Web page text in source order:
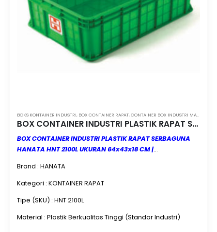
BOKS KONTAINER INDUSTRI, BOX CONTAINER RAPAT,CONTAINER BOX INDUSTRI MAMUJU
BOX CONTAINER INDUSTRI PLASTIK RAPAT SERBAGUNA HANATA HNT 2100L UKURAN 64x43x18 CM
BOX CONTAINER INDUSTRI PLASTIK RAPAT SERBAGUNA
HANATA HNT 2100L UKURAN 64x43x18 CM |
JUAL & KIRIM KE SELURUH INDONESIA
INDUSTRI PLASTIK RAPAT SERBAGUNA HANATA HNT
penyimpanan profesional yang menawarkan kombinasi
antara kapasitas besar, kualitas material unggul, dan
Brand : HANATA
Kategori : KONTAINER RAPAT
Tipe (SKU) : HNT 2100L
Material : Plastik Berkualitas Tinggi (Standar Industri)